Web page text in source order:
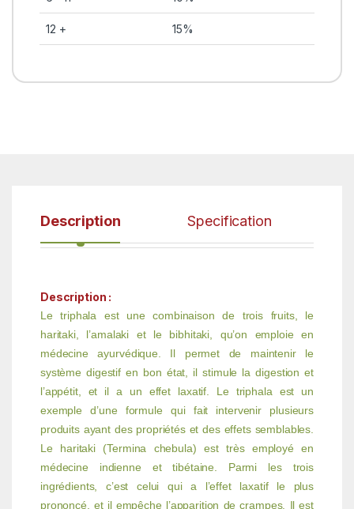
12 + 15%
Description Specification
Description :
Le triphala est une combinaison de trois fruits, le
haritaki, l’amalaki et le bibhitaki, qu’on emploie en
médecine ayurvédique. Il permet de maintenir le
système digestif en bon état, il stimule la digestion et
l’appétit, et il a un effet laxatif. Le triphala est un
exemple d’une formule qui fait intervenir plusieurs
produits ayant des propriétés et des effets semblables.
Le haritaki (Termina chebula) est très employé en
médecine indienne et tibétaine. Parmi les trois
ingrédients, c’est celui qui a l’effet laxatif le plus
prononcé, et il empêche l’apparition de crampes. Il est